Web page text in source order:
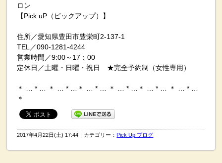
ロン
【Pick uP（ピックアップ）】
住所／愛知県豊田市豊栄町2-137-1
TEL／090-1281-4244
営業時間／9:00～17：00
定休日／土曜・日曜・祝日 ★完全予約制（女性専用）
＊ … * … ＊ … * …＊ … * … ＊ … * …＊ … * … ＊ … * …
＊
2017年4月22日(土) 17:44｜カテゴリー：Pick Up ブログ